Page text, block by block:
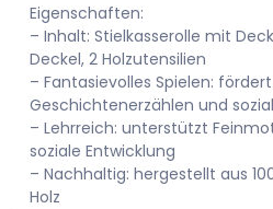
Eigenschaften:
– Inhalt: Stielkasserolle mit
Deckel, 2 Holzutensilien
– Fantasievolles Spielen:
Geschichtenerzählen und
– Lehrreich: unterstützt
soziale Entwicklung
– Nachhaltig: hergestellt aus
Holz